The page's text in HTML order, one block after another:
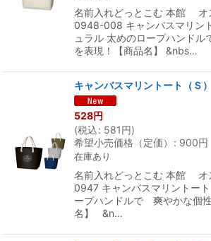
名前入れどっとこむ 本館 オ
0948-008 キャンバスマリン
ュラル 太めのロープハンド
を表現！【商品名】 &nbs…
キャンバスマリントート（Ｓ）
528円
(税込: 581円)
希望小売価格（定価）
: 900円
在庫あり
名前入れどっとこむ 本館 オ
0947 キャンバスマリントー
ープハンドルで 爽やかな個
名】 &n…